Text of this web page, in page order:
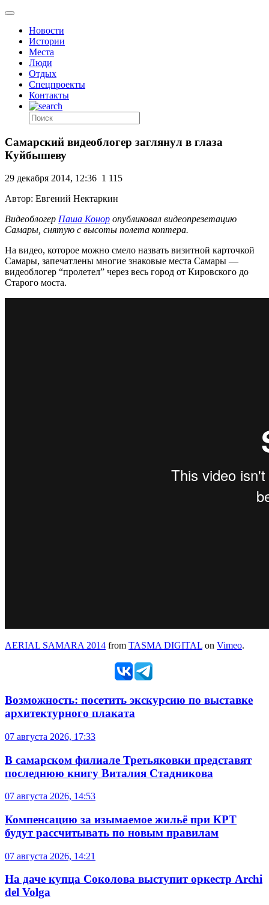
Новости
Истории
Места
Люди
Отдых
Спецпроекты
Контакты
Самарский видеоблогер заглянул в глаза
Куйбышеву
29 декабря 2014, 12:36 1 115
Автор: Евгений Нектаркин
Видеоблогер Паша Конор опубликовал видеопрезетацию
Самары, снятую с высоты полета коптера.
На видео, которое можно смело назвать визитной карточкой
Самары, запечатлены многие знаковые места Самары —
видеоблогер “пролетел” через весь город от Кировского до
Старого моста.
AERIAL SAMARA 2014 from TASMA DIGITAL on Vimeo.
Возможность: посетить экскурсию по выставке
архитектурного плаката
07 августа 2026, 17:33
В самарском филиале Третьяковки представят
последнюю книгу Виталия Стадникова
07 августа 2026, 14:53
Компенсацию за изымаемое жильё при КРТ
будут рассчитывать по новым правилам
07 августа 2026, 14:21
На даче купца Соколова выступит оркестр Archi
del Volga